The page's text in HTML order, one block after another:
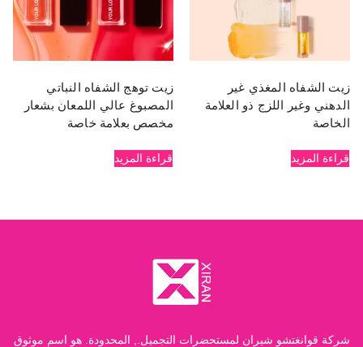
زيت الشفاه المغذي غير
الدهني وغير اللزج ذو العلامة
الخاصة
قراءة المزيد
زيت توهج الشفاه النباتي
المصبوغ عالي اللمعان بشعار
مخصص بعلامة خاصة
قراءة المزيد
شركة قوانغتشو شيران لمستحضرات التجميل., المحدودة. هو اسم موثوق